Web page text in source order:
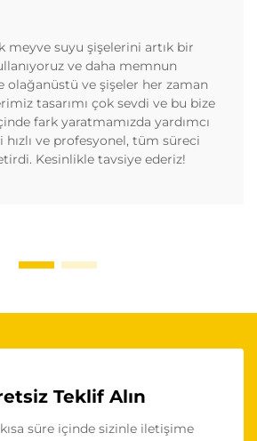
meyve suyu şişelerini artık bir
ve daha memnun
olağanüstü ve şişeler her zaman
tasarımı çok sevdi ve bu bize
fark yaratmamızda yardımcı
ve profesyonel, tüm süreci
Kesinlikle tavsiye ederiz!
Teklif Alın
süre içinde sizinle iletişime